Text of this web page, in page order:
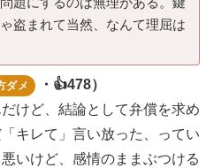
盗まれて当然、なんて理屈は
ダメ
・👍478）
けど、結論として弁償を求め
キレて」言い放った、ってい
いけど、感情のままぶつける